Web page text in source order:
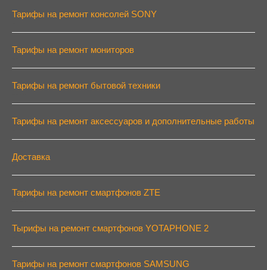
Тарифы на ремонт консолей SONY
Тарифы на ремонт мониторов
Тарифы на ремонт бытовой техники
Тарифы на ремонт аксессуаров и дополнительные работы
Доставка
Тарифы на ремонт смартфонов ZTE
Тырифы на ремонт смартфонов YOTAPHONE 2
Тарифы на ремонт смартфонов SAMSUNG